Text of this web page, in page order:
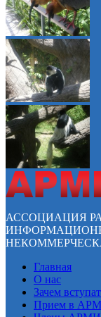
АССОЦИАЦИЯ
Главная
О нас
Зачем
Прием в